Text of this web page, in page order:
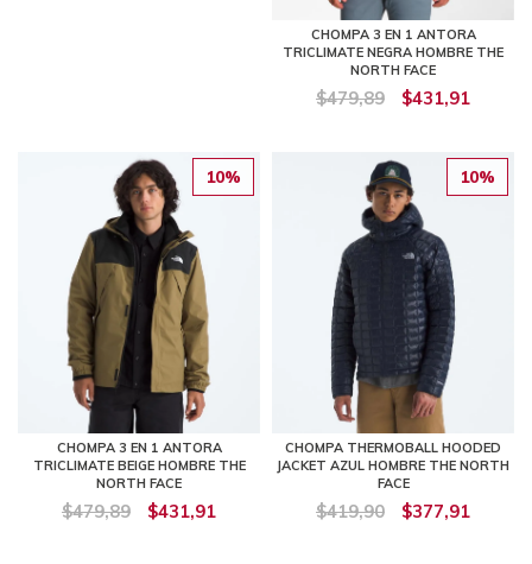
CHOMPA 3 EN 1 ANTORA
TRICLIMATE NEGRA HOMBRE THE
NORTH FACE
$479,89 $431,91
10%
CHOMPA 3 EN 1 ANTORA
TRICLIMATE BEIGE HOMBRE THE
NORTH FACE
$479,89 $431,91
10%
CHOMPA THERMOBALL HOODED
JACKET AZUL HOMBRE THE NORTH
FACE
$419,90 $377,91